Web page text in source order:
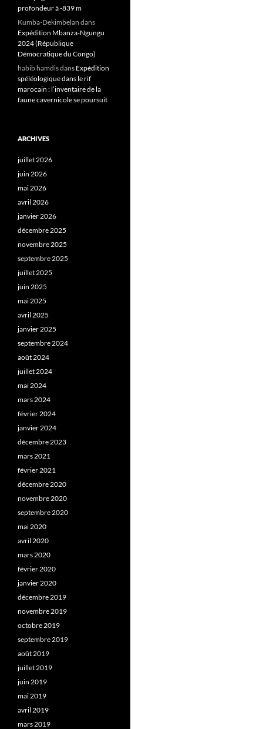
profondeur à -839 m
Kumba-Dekimbelan dans
Expédition Mbanza-Ngungu
2024 (République
Démocratique du Congo)
habib hamdisdans Expédition
spéléologique dans le rif
marocain : l’inventaire de la
faune cavernicole se poursuit
ARCHIVES
juillet 2026
juin 2026
mai 2026
avril 2026
janvier 2026
décembre 2025
novembre 2025
septembre 2025
juillet 2025
juin 2025
mai 2025
avril 2025
janvier 2025
septembre 2024
août 2024
juillet 2024
mai 2024
mars 2024
février 2024
janvier 2024
décembre 2023
mars 2021
février 2021
décembre 2020
novembre 2020
septembre 2020
mai 2020
avril 2020
mars 2020
février 2020
janvier 2020
décembre 2019
novembre 2019
octobre 2019
septembre 2019
août 2019
juillet 2019
juin 2019
mai 2019
avril 2019
mars 2019